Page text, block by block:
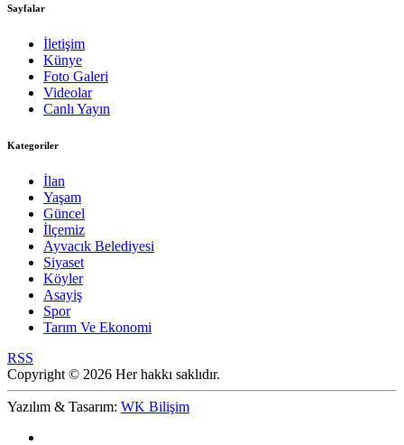
Sayfalar
İletişim
Künye
Foto Galeri
Videolar
Canlı Yayın
Kategoriler
İlan
Yaşam
Güncel
İlçemiz
Ayvacık Belediyesi
Siyaset
Köyler
Asayiş
Spor
Tarım Ve Ekonomi
RSS
Copyright © 2026 Her hakkı saklıdır.
Yazılım & Tasarım: WK Bilişim